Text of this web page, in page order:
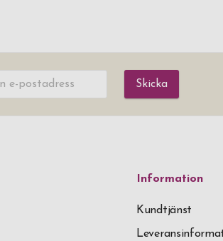
Skicka
Information
Kundtjänst